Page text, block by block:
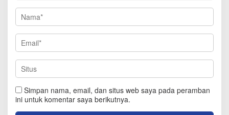
Simpan nama, email, dan situs web saya pada peramban
ini untuk komentar saya berikutnya.